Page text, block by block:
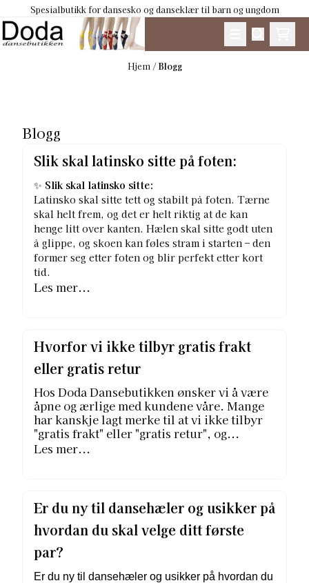
Hopp til innhold
Spesialbutikk for dansesko og danseklær til barn og ungdom
Hjem /Blogg
Blogg
Slik skal latinsko sitte på foten:
✨ Slik skal latinsko sitte:
Latinsko skal sitte tett og stabilt på foten. Tærne
skal helt frem, og det er helt riktig at de kan
henge litt over kanten. Hælen skal sitte godt uten
å glippe, og skoen kan føles stram i starten – den
former seg etter foten og blir perfekt etter kort
tid.
Les mer...
Hvorfor vi ikke tilbyr gratis frakt
eller gratis retur
Hos Doda Dansebutikken ønsker vi å være
åpne og ærlige med kundene våre. Mange
har kanskje lagt merke til at vi ikke tilbyr
"gratis frakt" eller "gratis retur", og...
Les mer...
Er du ny til dansehæler og usikker på
hvordan du skal velge ditt første
par?
Er du ny til dansehæler og usikker på hvordan du